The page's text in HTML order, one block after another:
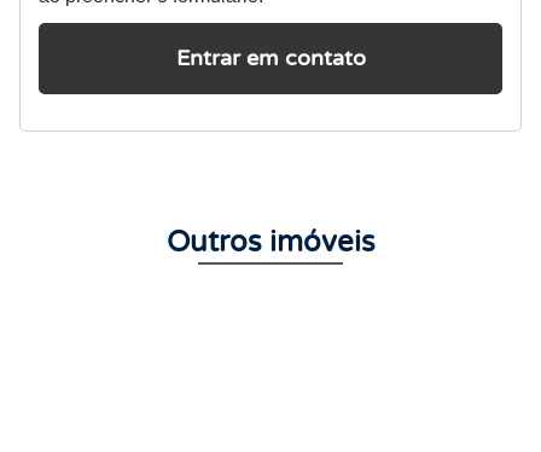
Entrar em contato
Outros imóveis